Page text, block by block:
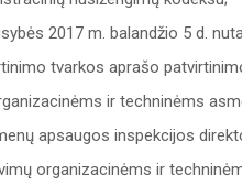
2017 m. balandžio 5 d.
tvarkos aprašo
ir techninėms
apsaugos inspekcijos
organizacinėms ir